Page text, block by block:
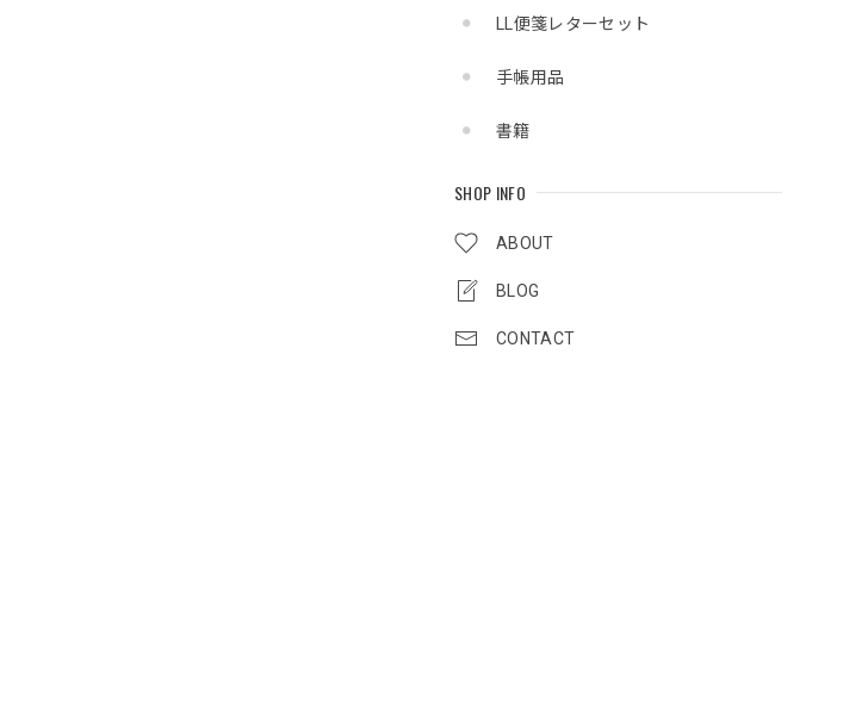
LL便箋レターセット
手帳用品
書籍
SHOP INFO
ABOUT
BLOG
CONTACT